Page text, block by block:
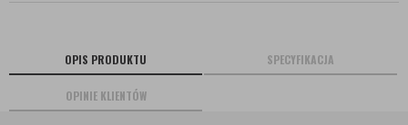
OPIS PRODUKTU SPECYFIKACJA
OPINIE KLIENTÓW